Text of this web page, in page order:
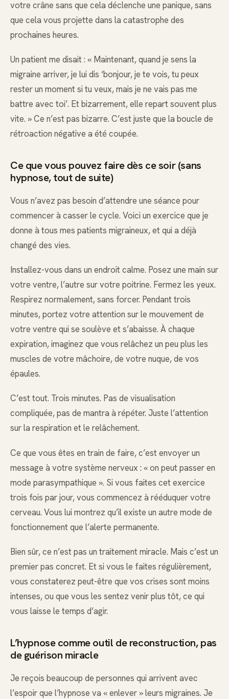
votre crâne sans que cela déclenche une panique, sans
que cela vous projette dans la catastrophe des
prochaines heures.
Un patient me disait : « Maintenant, quand je sens la
migraine arriver, je lui dis ‘bonjour, je te vois, tu peux
rester un moment si tu veux, mais je ne vais pas me
battre avec toi’. Et bizarrement, elle repart souvent plus
vite. » Ce n’est pas bizarre. C’est juste que la boucle de
rétroaction négative a été coupée.
Ce que vous pouvez faire dès ce soir (sans
hypnose, tout de suite)
Vous n’avez pas besoin d’attendre une séance pour
commencer à casser le cycle. Voici un exercice que je
donne à tous mes patients migraineux, et qui a déjà
changé des vies.
Installez-vous dans un endroit calme. Posez une main sur
votre ventre, l’autre sur votre poitrine. Fermez les yeux.
Respirez normalement, sans forcer. Pendant trois
minutes, portez votre attention sur le mouvement de
votre ventre qui se soulève et s’abaisse. À chaque
expiration, imaginez que vous relâchez un peu plus les
muscles de votre mâchoire, de votre nuque, de vos
épaules.
C’est tout. Trois minutes. Pas de visualisation
compliquée, pas de mantra à répéter. Juste l’attention
sur la respiration et le relâchement.
Ce que vous êtes en train de faire, c’est envoyer un
message à votre système nerveux : « on peut passer en
mode parasympathique ». Si vous faites cet exercice
trois fois par jour, vous commencez à rééduquer votre
cerveau. Vous lui montrez qu’il existe un autre mode de
fonctionnement que l’alerte permanente.
Bien sûr, ce n’est pas un traitement miracle. Mais c’est un
premier pas concret. Et si vous le faites régulièrement,
vous constaterez peut-être que vos crises sont moins
intenses, ou que vous les sentez venir plus tôt, ce qui
vous laisse le temps d’agir.
L’hypnose comme outil de reconstruction, pas
de guérison miracle
Je reçois beaucoup de personnes qui arrivent avec
l’espoir que l’hypnose va « enlever » leurs migraines. Je